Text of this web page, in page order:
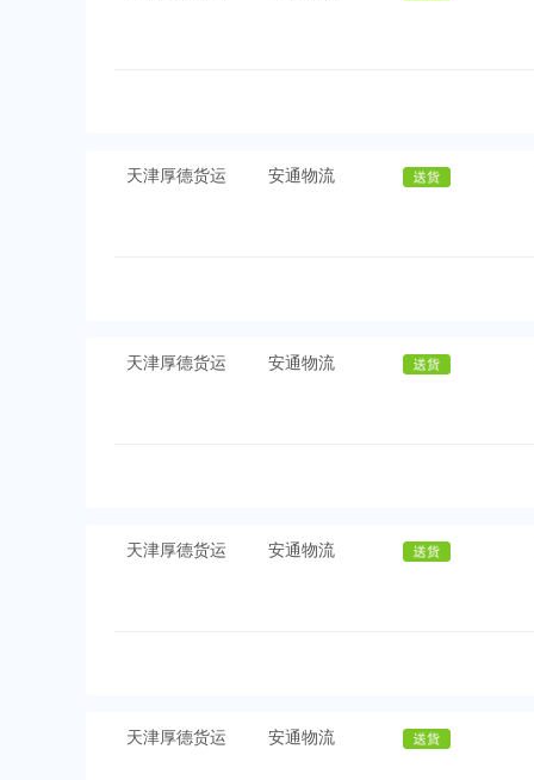
天津厚德货运 安通物流
天津厚德货运 安通物流
天津厚德货运 安通物流
天津厚德货运 安通物流